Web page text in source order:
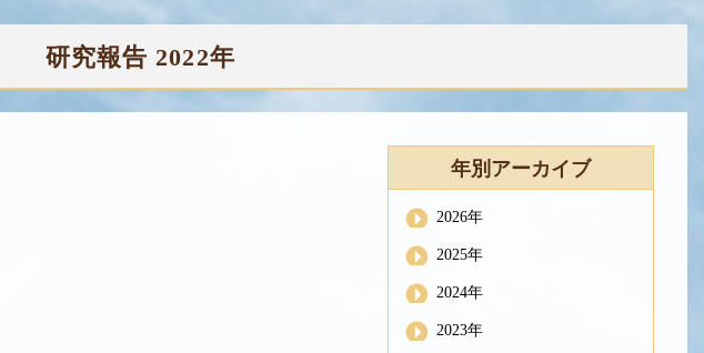
研究報告 2022年
年別アーカイブ
2026年
2025年
2024年
2023年